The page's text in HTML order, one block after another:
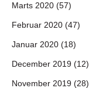
Marts 2020 (57)
Februar 2020 (47)
Januar 2020 (18)
December 2019 (12)
November 2019 (28)